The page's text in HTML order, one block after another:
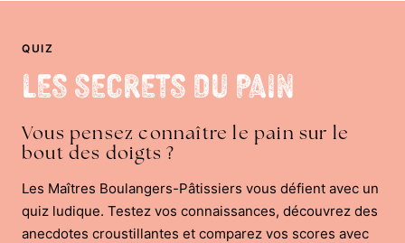
QUIZ
Les Secrets du Pain
Vous pensez connaître le pain sur le
bout des doigts ?
Les Maîtres Boulangers-Pâtissiers vous défient avec un
quiz ludique. Testez vos connaissances, découvrez des
anecdotes croustillantes et comparez vos scores avec